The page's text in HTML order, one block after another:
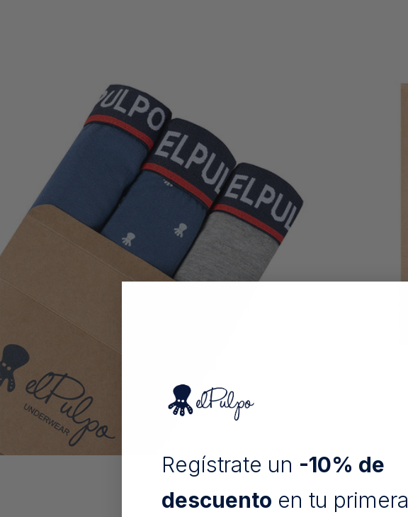
Regístrate un -10% de
descuento en tu primera